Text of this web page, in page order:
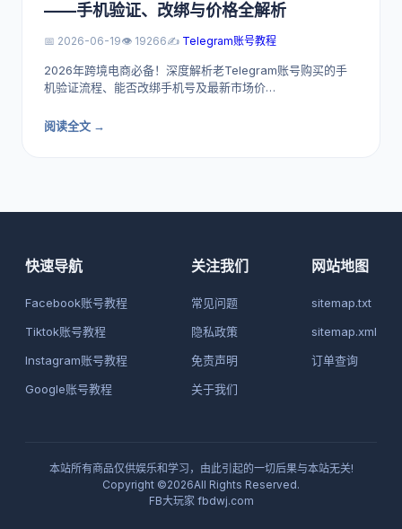
——手机验证、改绑与价格全解析
📅 2026-06-19👁️ 19266✍️ Telegram账号教程
2026年跨境电商必备！深度解析老Telegram账号购买的手
机验证流程、能否改绑手机号及最新市场价…
阅读全文 →
快速导航
Facebook账号教程
Tiktok账号教程
Instagram账号教程
Google账号教程
关注我们
常见问题
隐私政策
免责声明
关于我们
网站地图
sitemap.txt
sitemap.xml
订单查询
本站所有商品仅供娱乐和学习，由此引起的一切后果与本站无关!
Copyright ©2026All Rights Reserved.
FB大玩家fbdwj.com